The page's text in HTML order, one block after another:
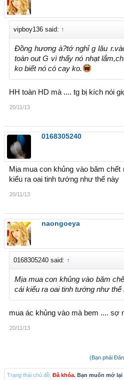
vipboy136 said: ↑
Đồng hương à?tớ nghỉ g lâu
toàn out G vì thấy nó nhạt
ko biết nó có cay ko.
HH toàn HD mà .... tg bị kích nói
20/11/13
0168305240
Mịa mua con khủng vào băm chết
kiểu ra oai tinh tướng như thế này
20/11/13
naongoeya
0168305240 said: ↑
Mịa mua con khủng vào băm
cái kiểu ra oai tinh tướng như thế
mua ác khủng vào mà bem .... sợ
20/11/13
(Bạn phải
Trạng thái chủ đề: Đã khóa. Bạn muốn mở